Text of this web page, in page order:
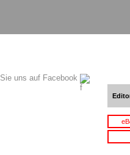
uns auf Facebook